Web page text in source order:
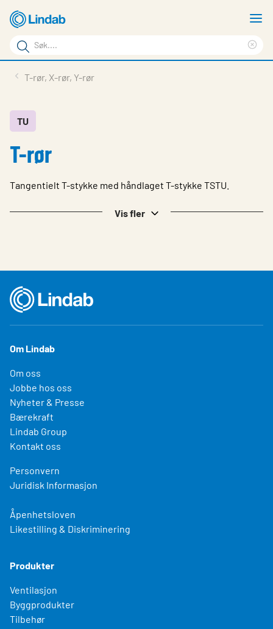
hovedinnhold
Søkeord
Søk
på
Last ned
Om Lindab
T-rør, X-rør, Y-rør
TU
T-rør
Tangentielt T-stykke med håndlaget T-stykke TSTU.
Vis fler
Om Lindab
Om oss
Jobbe hos oss
Nyheter & Presse
Bærekraft
Lindab Group
Kontakt oss
Personvern
Juridisk Informasjon
Åpenhetsloven
Likestilling & Diskriminering
Produkter
Ventilasjon
Byggprodukter
Tilbehør